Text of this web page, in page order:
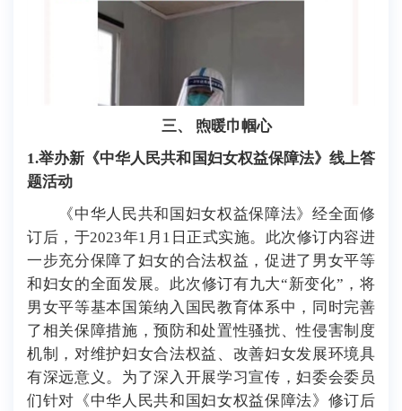
三、 煦暖巾帼心
1.举办新《中华人民共和国妇女权益保障法》线上答
题活动
《中华人民共和国妇女权益保障法》经全面修
订后，于2023年1月1日正式实施。此次修订内容进
一步充分保障了妇女的合法权益，促进了男女平等
和妇女的全面发展。此次修订有九大“新变化”，将
男女平等基本国策纳入国民教育体系中，同时完善
了相关保障措施，预防和处置性骚扰、性侵害制度
机制，对维护妇女合法权益、改善妇女发展环境具
有深远意义。为了深入开展学习宣传，妇委会委员
们针对《中华人民共和国妇女权益保障法》修订后